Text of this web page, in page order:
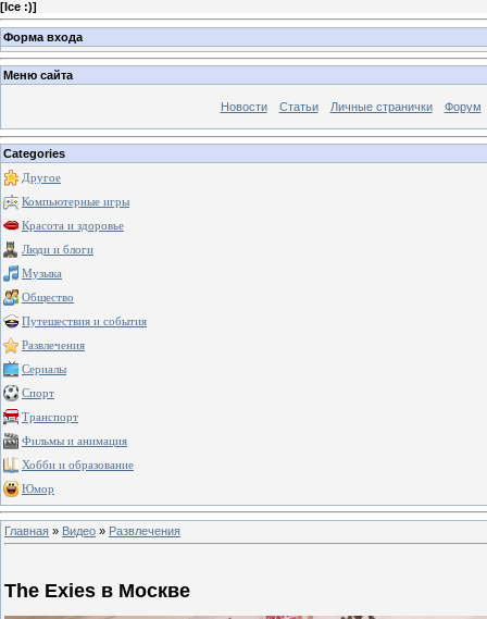
[Ice :)]
Форма входа
Меню сайта
Новости Статьи Личные странички Форум
Categories
Другое
Компьютерные игры
Красота и здоровье
Люди и блоги
Музыка
Общество
Путешествия и события
Развлечения
Сериалы
Спорт
Транспорт
Фильмы и анимация
Хобби и образование
Юмор
Главная » Видео » Развлечения
The Exies в Москве